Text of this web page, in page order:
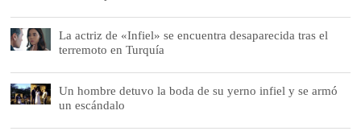
La actriz de «Infiel» se encuentra desaparecida tras el
terremoto en Turquía
Un hombre detuvo la boda de su yerno infiel y se armó
un escándalo